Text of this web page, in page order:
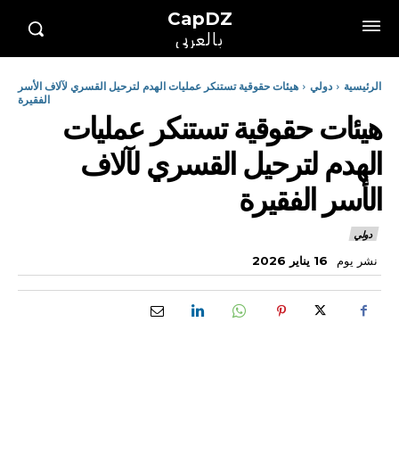
CapDZ
بالعربي
الرئيسية دولي
هيئات حقوقية تستنكر عمليات الهدم لترحيل القسري لآلاف الأسر
الفقيرة
هيئات حقوقية تستنكر عمليات
الهدم لترحيل القسري لآلاف
الأسر الفقيرة
دولي
نشر يوم 16 يناير 2026